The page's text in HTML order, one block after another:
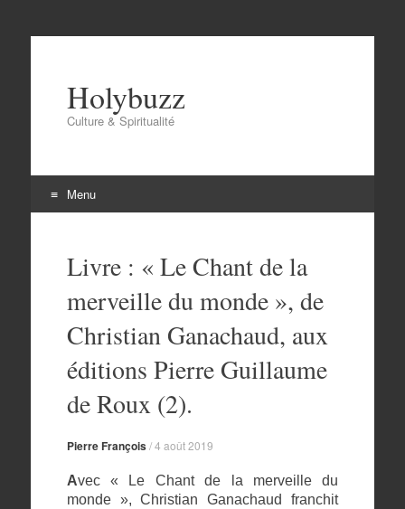
Holybuzz
Culture & Spiritualité
Menu
contenuLivre : « Le Chant de la
merveille du monde », de
Christian Ganachaud, aux
éditions Pierre Guillaume
de Roux (2).
Pierre François/4 août 2019
Avec « Le Chant de la merveille du
monde », Christian Ganachaud franchit